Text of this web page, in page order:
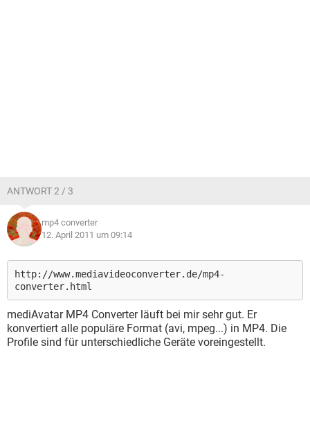
ANTWORT 2 / 3
mp4 converter
12. April 2011 um 09:14
http://www.mediavideoconverter.de/mp4-
converter.html
mediAvatar MP4 Converter läuft bei mir sehr gut. Er
konvertiert alle populäre Format (avi, mpeg...) in MP4. Die
Profile sind für unterschiedliche Geräte voreingestellt.